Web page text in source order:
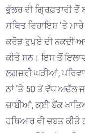
ਭੁੱਲਰ ਦੀ ਗ੍ਰਿਫ਼ਤਾਰੀ
ਸਥਿਤ ਰਿਹਾਇਸ਼ ‘ਤੇ
ਕਰੋੜ ਰੁਪਏ ਦੀ ਨਕਦੀ
ਕੀਤੇ ਸਨ। ਇਸ ਤੋਂ
ਲਗਜ਼ਰੀ ਘੜੀਆਂ,
ਨਾਂ ‘ਤੇ 50 ਤੋਂ ਵੱਧ ਅਚੱਲ
ਚਾਬੀਆਂ, ਕਈ ਬੈਂਕ
ਹਥਿਆਰ ਵੀ ਜ਼ਬਤ ਕੀਤੇ